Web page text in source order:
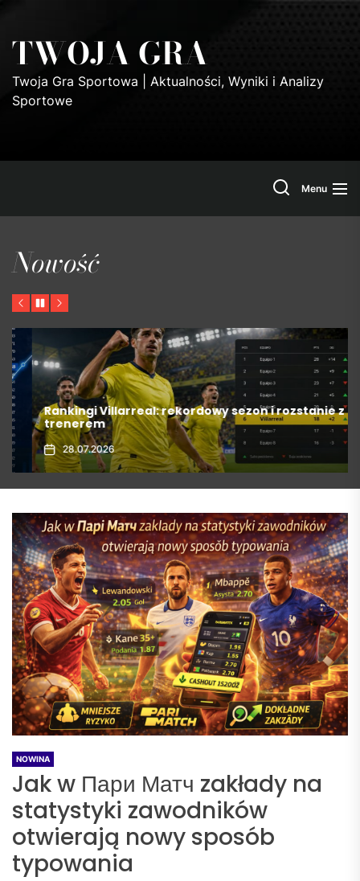
the
content
TWOJA GRA
Twoja Gra Sportowa | Aktualności, Wyniki i Analizy
Sportowe
SearchMenu
Nowość
Previous
PauseNext
Rankingi Villarreal: rekordowy sezon i rozstanie z
trenerem
28.07.2026
NOWINA
Jak w Пари Матч zakłady na
statystyki zawodników
otwierają nowy sposób
typowania